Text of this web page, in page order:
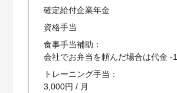
確定給付企業年金
資格手当
食事手当補助：
会社でお弁当を頼んだ場合は代金 -
トレーニング手当：
3,000円 / 月